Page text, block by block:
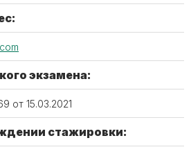
экзамена:
от 15.03.2021
стажировки: